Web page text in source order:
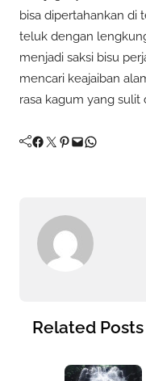
bisa dipertahankan di
teluk dengan
menjadi saksi bisu
mencari keajaiban
rasa kagum yang sulit
Facebook Twitter Pinterest Mail WhatsApp
Related Posts